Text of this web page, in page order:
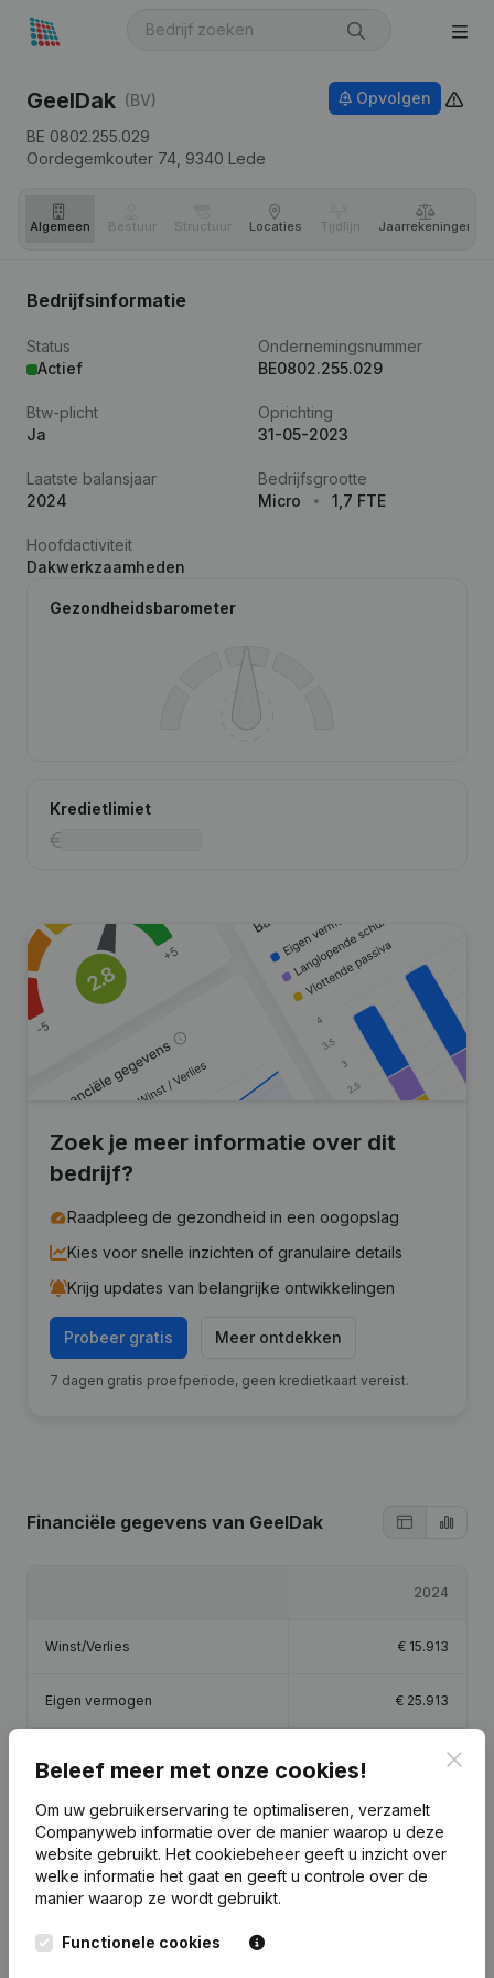
GeelDak (BV)
BE 0802.255.029
Oordegemkouter 74, 9340 Lede
Opvolgen
Algemeen Bestuur Structuur Locaties Tijdlijn Jaar­rekeningen
Bedrijfsinformatie
Status
Actief
Ondernemingsnummer
BE0802.255.029
Btw-plicht
Ja
Oprichting
31-05-2023
Laatste balansjaar
2024
Bedrijfsgrootte
Micro
1,7 FTE
Hoofdactiviteit
Dakwerkzaamheden
Gezondheidsbarometer
Kredietlimiet
Zoek je meer informatie over dit
bedrijf?
Raadpleeg de gezondheid in een oogopslag
Kies voor snelle inzichten of granulaire details
Krijg updates van belangrijke ontwikkelingen
Probeer gratis Meer ontdekken
7 dagen gratis proefperiode, geen kredietkaart vereist.
Financiële gegevens van GeelDak
2024
Winst/Verlies € 15.913
Eigen vermogen € 25.913
144.492
Personeel
Publicatiesvan GeelDak
Beleef meer met onze cookies!
Om uw gebruikerservaring te optimaliseren, verzamelt
Companyweb informatie over de manier waarop u deze
website gebruikt. Het cookiebeheer geeft u inzicht over
welke informatie het gaat en geeft u controle over de
manier waarop ze wordt gebruikt.
Functionele cookies